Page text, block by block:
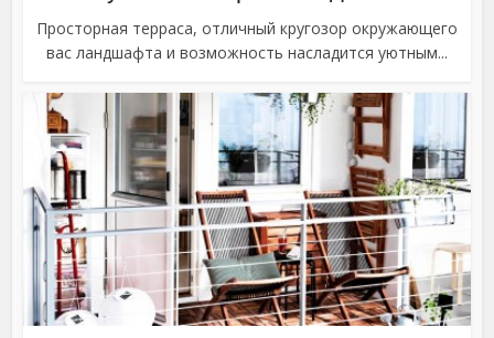
Просторная терраса, отличный кругозор окружающего
вас ландшафта и возможность насладится уютным...